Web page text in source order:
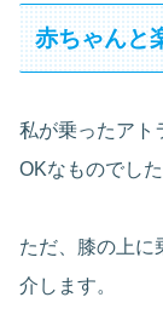
赤ちゃんと
私が乗ったアト
OKなものでした
ただ、膝の上に
介します。